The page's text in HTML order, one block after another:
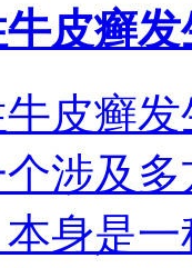
皮癣
皮癣
涉及
身是